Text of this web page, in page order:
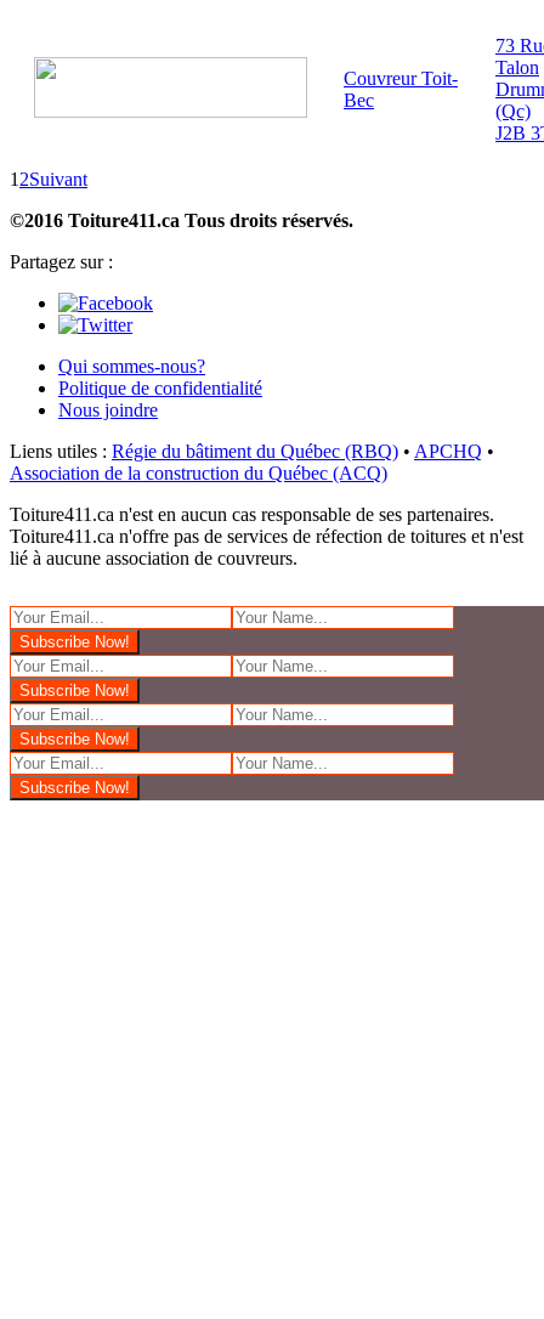
Couvreur Toit-
Bec
73
Talon
(Qc)
J2B
12Suivant
©2016 Toiture411.ca Tous droits réservés.
Partagez sur :
Qui sommes-nous?
Politique de confidentialité
Nous joindre
Liens utiles : Régie du bâtiment du Québec (RBQ) • APCHQ •
Association de la construction du Québec (ACQ)
Toiture411.ca n'est en aucun cas responsable de ses partenaires.
Toiture411.ca n'offre pas de services de réfection de toitures et n'est
lié à aucune association de couvreurs.